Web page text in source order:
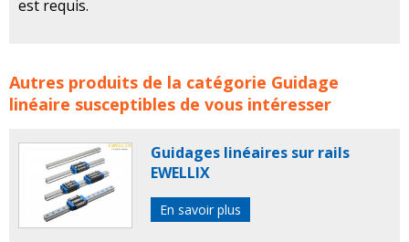
est requis.
Guidages linéaires à galets Inox ROLLON concerne les
familles de produits :guidage lineaire guidages
guidage lineaire rollon
unite lineaire
unites lineairesguidage guidages
Autres produits de la catégorie Guidage
linéaire susceptibles de vous intéresser
Guidages linéaires sur rails
EWELLIX
En savoir plus